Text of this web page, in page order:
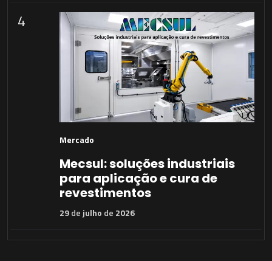
4
Mercado
Mecsul: soluções industriais
para aplicação e cura de
revestimentos
29de julho de 2026